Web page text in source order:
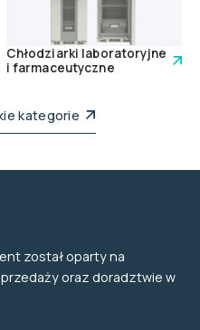
Chłodziarki laboratoryjne
i farmaceutyczne
kategorie
został oparty na
oraz doradztwie w